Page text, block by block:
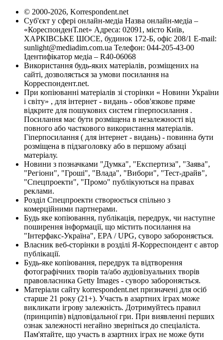
© 2000-2026, Korrespondent.net
Суб'єкт у сфері онлайн-медіа Назва онлайн-медіа –
«КореспонденТ.net» Адреса: 02091, місто Київ,
ХАРКІВСЬКЕ ШОСЕ, будинок 172-Б, офіс 208/1 E-mail:
sunlight@mediadim.com.ua Телефон: 044-205-43-00
Ідентифікатор медіа – R40-06068
Використання будь-яких матеріалів, розміщених на
сайті, дозволяється за умови посилання на
Корреспондент.net.
При копіюванні матеріалів зі сторінки « Новини України
і світу» , для інтернет - видань - обов'язкове пряме
відкрите для пошукових систем гіперпосилання .
Посилання має бути розміщена в незалежності від
повного або часткового використання матеріалів.
Гіперпосилання ( для інтернет - видань) - повинна бути
розміщена в підзаголовку або в першому абзаці
матеріалу.
Новини з позначками "Думка", "Експертиза", "Заява",
"Регіони", "Гроші", "Влада", "Вибори", "Тест-драйв",
"Спецпроекти", "Промо" публікуються на правах
реклами.
Розділ Спецпроекти створюється спільно з
комерційними партнерами.
Будь яке копіювання, публікація, передрук, чи наступне
поширення інформації, що містить посилання на
"Інтерфакс-Україна", EPA / UPG, суворо забороняється.
Власник веб-сторінки в розділі Я-Корреспондент є автор
публікації.
Будь-яке копіювання, передрук та відтворення
фотографічних творів та/або аудіовізуальних творів
правовласника Getty Images - суворо забороняється.
Матеріали сайту korrespondent.net призначені для осіб
старше 21 року (21+). Участь в азартних іграх може
викликати ігрову залежність. Дотримуйтесь правил
(принципів) відповідальної гри. При виявленні перших
ознак залежності негайно зверніться до спеціаліста.
Пам'ятайте, що участь в азартних іграх не може бути